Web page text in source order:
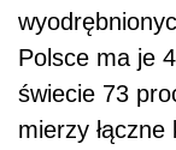
Polsce ma je
świecie 73
mierzy